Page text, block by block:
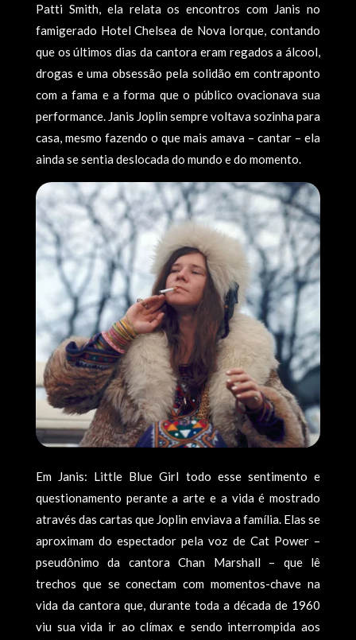
Patti Smith, ela relata os encontros com Janis no
famigerado Hotel Chelsea de Nova Iorque, contando
que os últimos dias da cantora eram regados a álcool,
drogas e uma obsessão pela solidão em contraponto
com a fama e a forma que o público ovacionava sua
performance. Janis Joplin sempre voltava sozinha para
casa, mesmo fazendo o que mais amava – cantar – ela
ainda se sentia deslocada do mundo e do momento.
Em Janis: Little Blue Girl todo esse sentimento e
questionamento perante a arte e a vida é mostrado
através das cartas que Joplin enviava a família. Elas se
aproximam do espectador pela voz de Cat Power –
pseudônimo da cantora Chan Marshall – que lê
trechos que se conectam com momentos-chave na
vida da cantora que, durante toda a década de 1960
viu sua vida ir ao clímax e sendo interrompida aos